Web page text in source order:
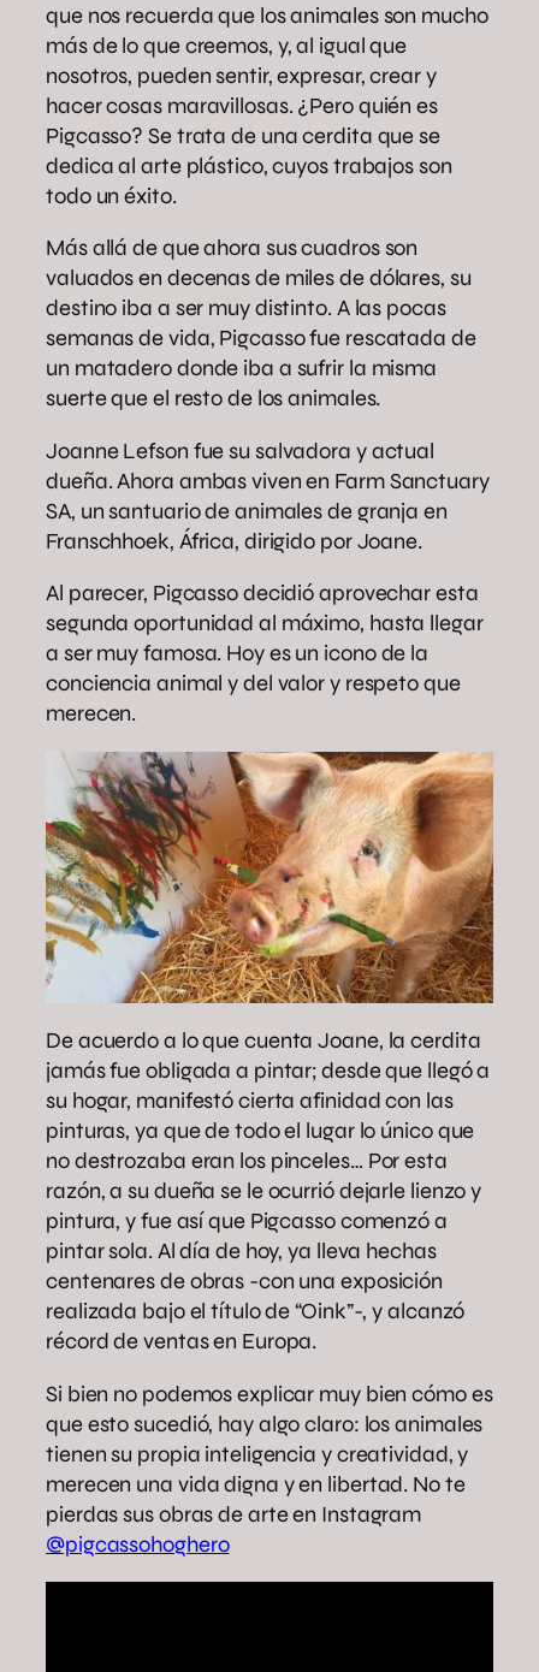
que nos recuerda que los animales son mucho
más de lo que creemos, y, al igual que
nosotros, pueden sentir, expresar, crear y
hacer cosas maravillosas. ¿Pero quién es
Pigcasso? Se trata de una cerdita que se
dedica al arte plástico, cuyos trabajos son
todo un éxito.
Más allá de que ahora sus cuadros son
valuados en decenas de miles de dólares, su
destino iba a ser muy distinto. A las pocas
semanas de vida, Pigcasso fue rescatada de
un matadero donde iba a sufrir la misma
suerte que el resto de los animales.
Joanne Lefson fue su salvadora y actual
dueña. Ahora ambas viven en Farm Sanctuary
SA, un santuario de animales de granja en
Franschhoek, África, dirigido por Joane.
Al parecer, Pigcasso decidió aprovechar esta
segunda oportunidad al máximo, hasta llegar
a ser muy famosa. Hoy es un icono de la
conciencia animal y del valor y respeto que
merecen.
De acuerdo a lo que cuenta Joane, la cerdita
jamás fue obligada a pintar; desde que llegó a
su hogar, manifestó cierta afinidad con las
pinturas, ya que de todo el lugar lo único que
no destrozaba eran los pinceles… Por esta
razón, a su dueña se le ocurrió dejarle lienzo y
pintura, y fue así que Pigcasso comenzó a
pintar sola. Al día de hoy, ya lleva hechas
centenares de obras -con una exposición
realizada bajo el título de “Oink”-, y alcanzó
récord de ventas en Europa.
Si bien no podemos explicar muy bien cómo es
que esto sucedió, hay algo claro: los animales
tienen su propia inteligencia y creatividad, y
merecen una vida digna y en libertad. No te
pierdas sus obras de arte en Instagram
@pigcassohoghero